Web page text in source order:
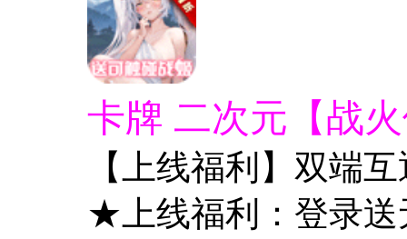
卡牌 二次元【战
【上线福利】双端
★上线福利：登录送